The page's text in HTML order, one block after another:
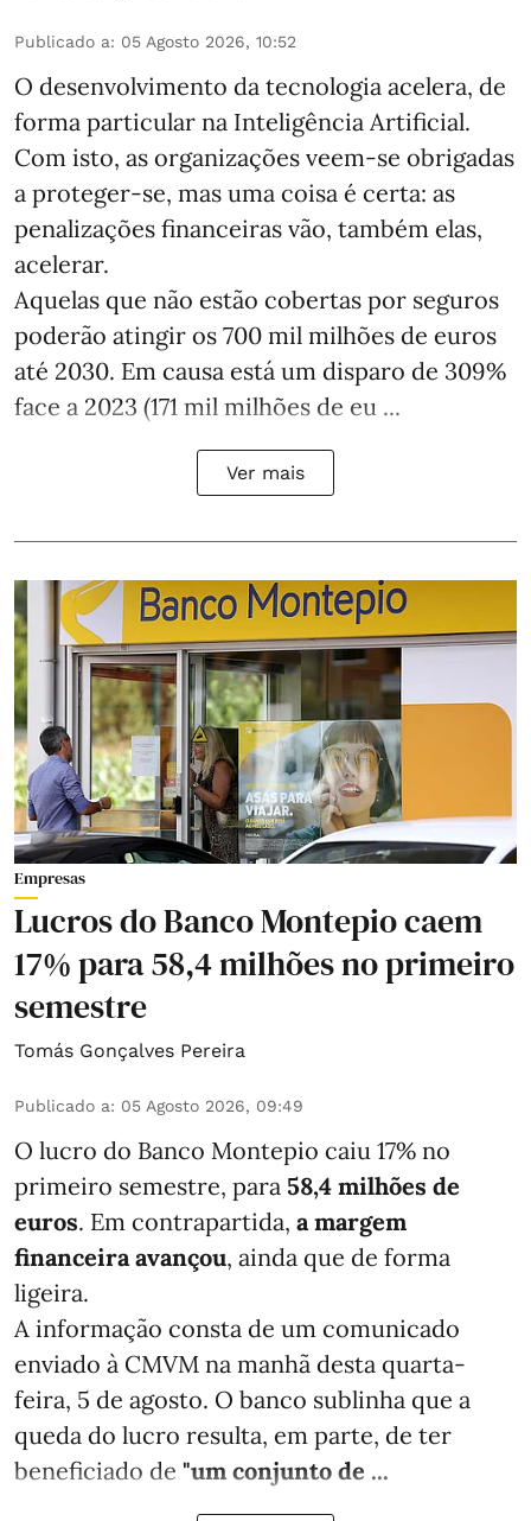
Publicado a: 05 Agosto 2026, 10:52
O desenvolvimento da tecnologia acelera, de
forma particular na Inteligência Artificial.
Com isto, as organizações veem-se obrigadas
a proteger-se, mas uma coisa é certa: as
penalizações financeiras vão, também elas,
acelerar.
Aquelas que não estão cobertas por seguros
poderão atingir os 700 mil milhões de euros
até 2030. Em causa está um disparo de 309%
face a 2023 (171 mil milhões de eu ...
Ver mais
Empresas
Lucros do Banco Montepio caem
17% para 58,4 milhões no primeiro
semestre
Tomás Gonçalves Pereira
Publicado a: 05 Agosto 2026, 09:49
O lucro do Banco Montepio caiu 17% no
primeiro semestre, para 58,4 milhões de
euros. Em contrapartida, a margem
financeira avançou, ainda que de forma
ligeira.
A informação consta de um comunicado
enviado à CMVM na manhã desta quarta-
feira, 5 de agosto. O banco sublinha que a
queda do lucro resulta, em parte, de ter
beneficiado de "um conjunto de ...